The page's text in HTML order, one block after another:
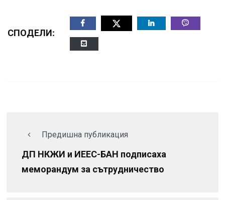
СПОДЕЛИ:
Предишна публикация
ДП НКЖИ и ИЕЕС-БАН подписаха
меморандум за сътрудничество